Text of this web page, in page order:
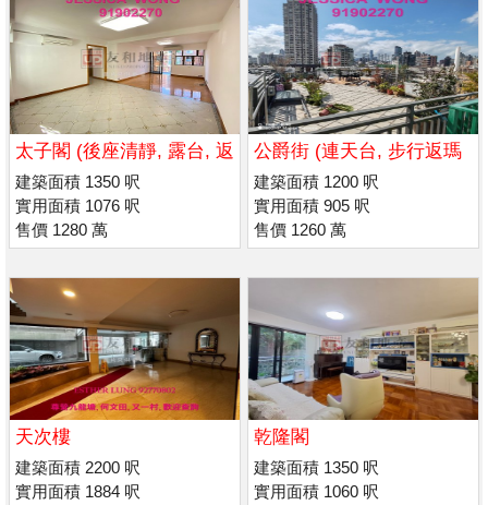
太子閣 (後座清靜, 露台, 返
喇沙 / 瑪利諾)
建築面積 1350 呎
實用面積 1076 呎
售價 1280 萬
公爵街 (連天台, 步行返瑪
利諾/男 拔萃書院
建築面積 1200 呎
實用面積 905 呎
售價 1260 萬
天次樓
建築面積 2200 呎
實用面積 1884 呎
乾隆閣
建築面積 1350 呎
實用面積 1060 呎